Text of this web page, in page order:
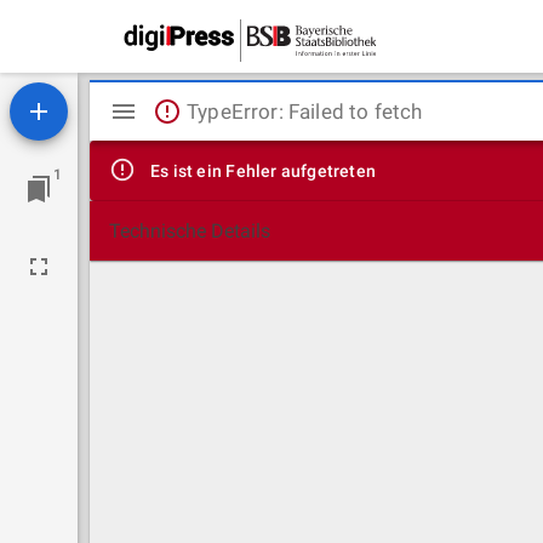
1
Mirador
Viewer
TypeError: Failed to fetch
Es ist ein Fehler aufgetreten
Technische Details